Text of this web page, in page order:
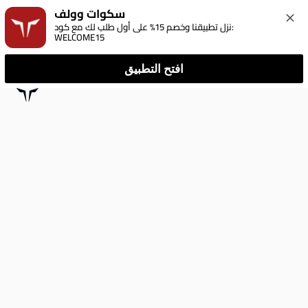
سكوات وولف
نزل تطبيقنا وخصم 15% على أول طلب لك مع كود:
WELCOME15
افتح التطبيق